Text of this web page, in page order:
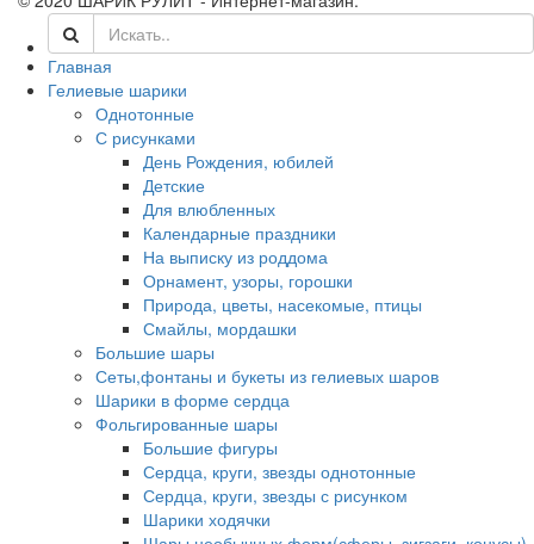
Главная
Гелиевые шарики
Однотонные
С рисунками
День Рождения, юбилей
Детские
Для влюбленных
Календарные праздники
На выписку из роддома
Орнамент, узоры, горошки
Природа, цветы, насекомые, птицы
Смайлы, мордашки
Большие шары
Сеты,фонтаны и букеты из гелиевых шаров
Шарики в форме сердца
Фольгированные шары
Большие фигуры
Сердца, круги, звезды однотонные
Сердца, круги, звезды с рисунком
Шарики ходячки